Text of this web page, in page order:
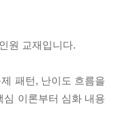
원 교재입니다.
패턴, 난이도 흐름을
이론부터 심화 내용